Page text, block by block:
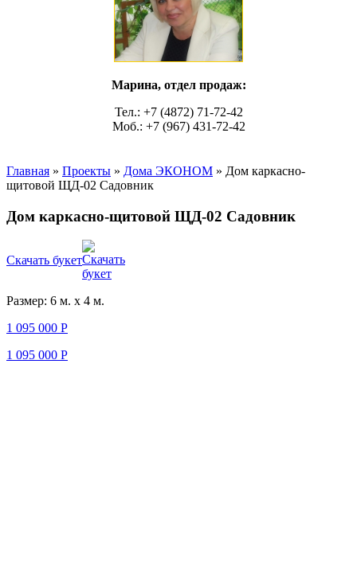
Марина, отдел продаж:
Тел.: +7 (4872) 71-72-42
Моб.: +7 (967) 431-72-42
Главная » Проекты » Дома ЭКОНОМ » Дом каркасно-
щитовой ЩД-02 Садовник
Дом каркасно-щитовой ЩД-02 Садовник
Скачать букет
Размер: 6 м. х 4 м.
1 095 000 Р
1 095 000 Р